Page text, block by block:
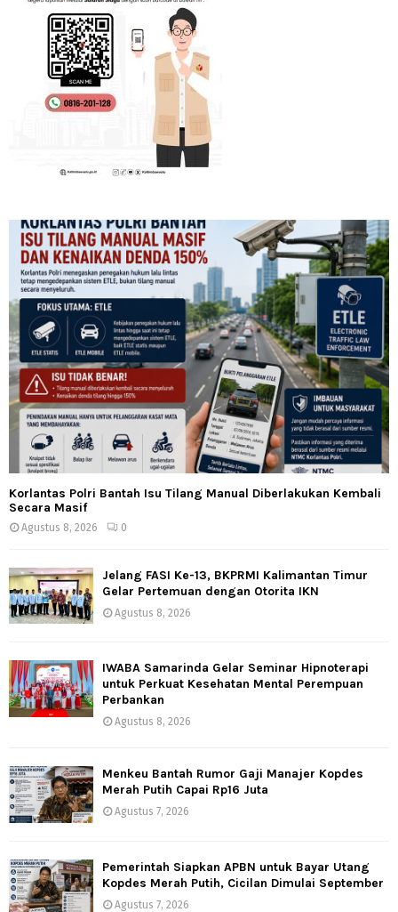
Korlantas Polri Bantah Isu Tilang Manual Diberlakukan Kembali
Secara Masif
Agustus 8, 2026 0
Jelang FASI Ke-13, BKPRMI Kalimantan Timur
Gelar Pertemuan dengan Otorita IKN
Agustus 8, 2026
IWABA Samarinda Gelar Seminar Hipnoterapi
untuk Perkuat Kesehatan Mental Perempuan
Perbankan
Agustus 8, 2026
Menkeu Bantah Rumor Gaji Manajer Kopdes
Merah Putih Capai Rp16 Juta
Agustus 7, 2026
Pemerintah Siapkan APBN untuk Bayar Utang
Kopdes Merah Putih, Cicilan Dimulai September
Agustus 7, 2026